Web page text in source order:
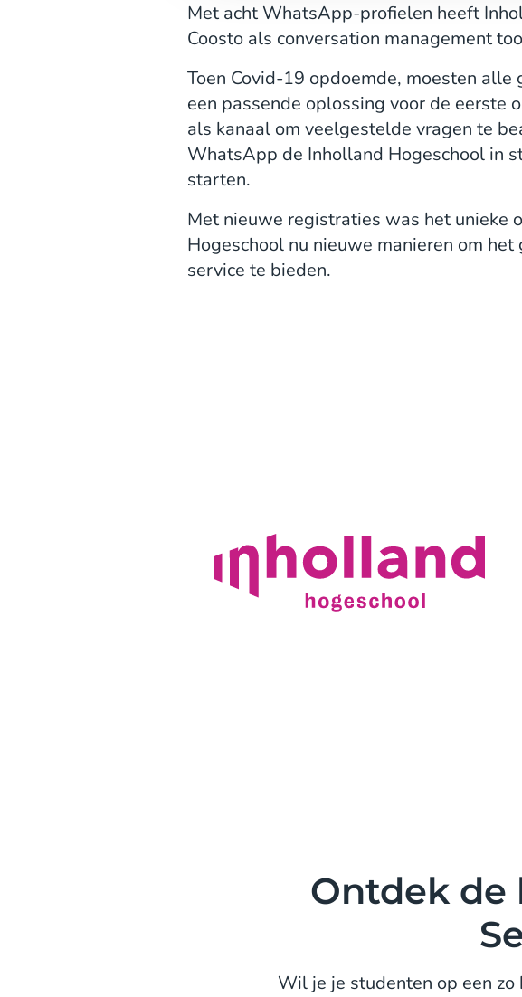
Met acht WhatsApp-profielen heeft
Coosto als conversation management
Toen Covid-19 opdoemde, moesten
een passende oplossing voor de
als kanaal om veelgestelde vragen te
WhatsApp de Inholland Hogeschool in
starten.
Met nieuwe registraties was het unieke
Hogeschool nu nieuwe manieren om
service te bieden.
Ontdek de
Wil je je studenten op een